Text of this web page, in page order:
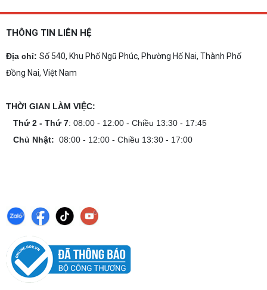
THÔNG TIN LIÊN HỆ
Địa chỉ: Số 540, Khu Phố Ngũ Phúc, Phường Hố Nai, Thành Phố
Đồng Nai, Việt Nam
THỜI GIAN LÀM VIỆC:
Thứ 2 - Thứ 7: 08:00 - 12:00 - Chiều 13:30 - 17:45
Chủ Nhật: 08:00 - 12:00 - Chiều 13:30 - 17:00